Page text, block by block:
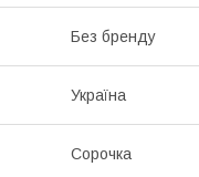
Без бренду
Україна
Сорочка